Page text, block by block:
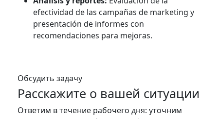
efectividad de las campañas de marketing y
presentación de informes con
recomendaciones para mejoras.
Обсудить задачу
Расскажите о вашей ситуации
Ответим в течение рабочего дня: уточним